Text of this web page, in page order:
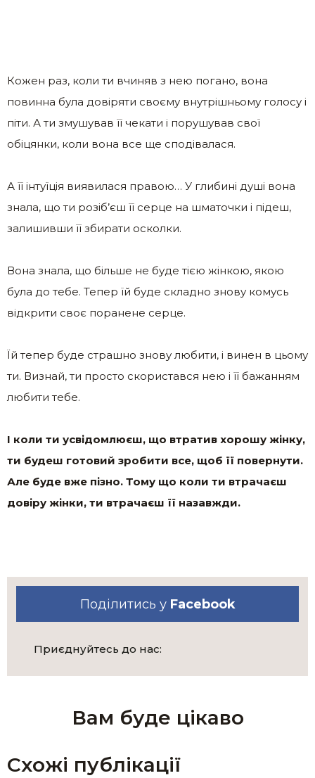
Кожен раз, коли ти вчиняв з нею погано, вона
повинна була довіряти своєму внутрішньому голосу і
піти. А ти змушував її чекати і порушував свої
обіцянки, коли вона все ще сподівалася.
А її інтуїція виявилася правою… У глибині душі вона
знала, що ти розіб’єш її серце на шматочки і підеш,
залишивши її збирати осколки.
Вона знала, що більше не буде тією жінкою, якою
була до тебе. Тепер їй буде складно знову комусь
відкрити своє поранене серце.
Їй тепер буде страшно знову любити, і винен в цьому
ти. Визнай, ти просто скористався нею і її бажанням
любити тебе.
І коли ти усвідомлюєш, що втратив хорошу жінку,
ти будеш готовий зробити все, щоб її повернути.
Але буде вже пізно. Тому що коли ти втрачаєш
довіру жінки, ти втрачаєш її назавжди.
Поділитись у Facebook
Приєднуйтесь до нас:
Вам буде цікаво
Схожі публікації